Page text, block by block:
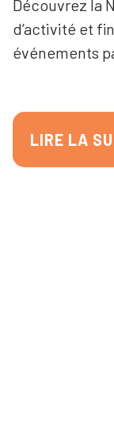
Découvrez la
d’activité et
événements
LIRE LA